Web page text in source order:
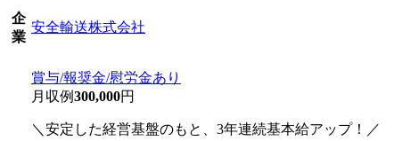
企
業
安全輸送株式会社
賞与/報奨金/慰労金あり
月収例300,000円
＼安定した経営基盤のもと、3年連続基本給アップ！／